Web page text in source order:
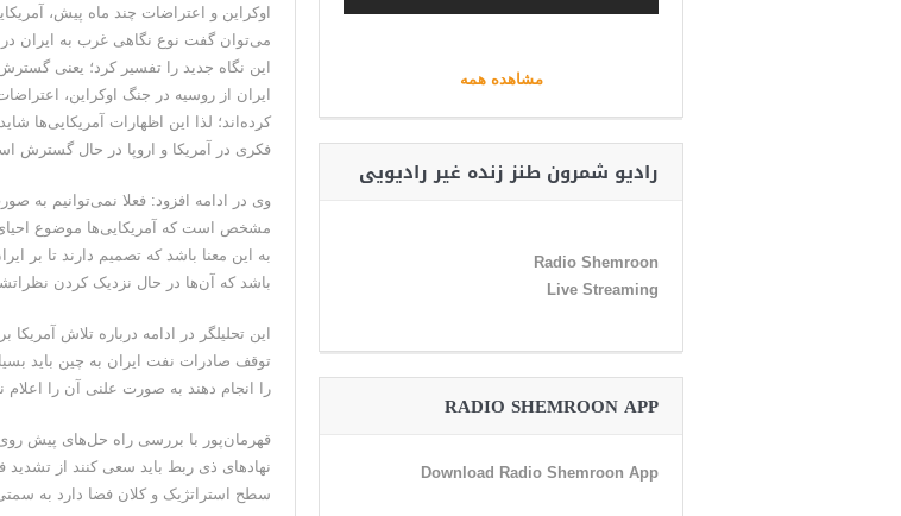
اوکراین و اعتراضات چند ماه پیش،
می‌توان گفت نوع نگاهی غرب به ایران
این نگاه جدید را تفسیر کرد؛ یعنی
ایران از روسیه در جنگ اوکراین،
کرده‌اند؛ لذا این اظهارات آمریکایی‌ها
فکری در آمریکا و اروپا در حال گسترش
وی در ادامه افزود: فعلا نمی‌توانیم به
مشخص است که آمریکایی‌ها موضوع احیای
به این معنا باشد که تصمیم دارند تا بر
باشد که آن‌ها در حال نزدیک کردن
این تحلیلگر در ادامه درباره تلاش
توقف صادرات نفت ایران به چین باید
را انجام دهند به صورت علنی آن را اعلام
قهرمان‌پور با بررسی راه حل‌های پیش
نهاد‌های ذی ربط باید سعی کنند از
سطح استراتژیک و کلان فضا دارد به
مشاهده همه
رادیو شمرون طنز زنده غیر رادیویی
Radio Shemroon
Live Streaming
RADIO SHEMROON APP
Download Radio Shemroon App